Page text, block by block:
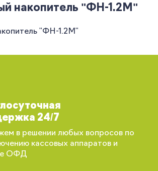
накопитель "ФН-1.2М"
"ФН-1.2М"
24/7
в решении любых вопросов по
кассовых аппаратов и
ОФД